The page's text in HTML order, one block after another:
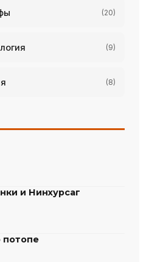
(20)
(9)
(8)
и Нинхурсаг
потопе